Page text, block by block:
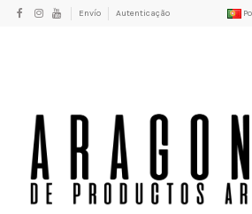
Envío Autenticação